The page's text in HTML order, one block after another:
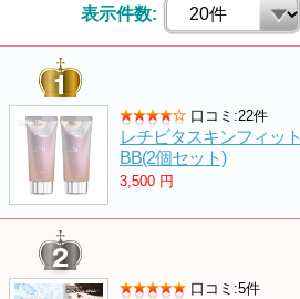
表示件数:
口コミ:22件
レチビタスキンフィット
BB(2個セット)
3,500 円
口コミ:5件